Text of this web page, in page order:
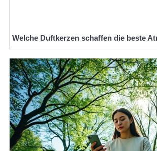
Welche Duftkerzen schaffen die beste